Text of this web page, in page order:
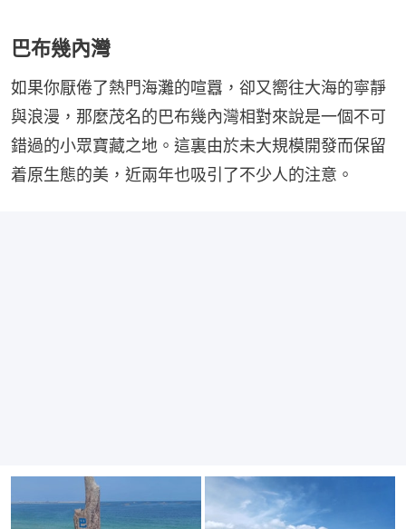
巴布幾內灣
如果你厭倦了熱門海灘的喧囂，卻又嚮往大海的寧靜
與浪漫，那麼茂名的巴布幾內灣相對來說是一個不可
錯過的小眾寶藏之地。這裏由於未大規模開發而保留
着原生態的美，近兩年也吸引了不少人的注意。